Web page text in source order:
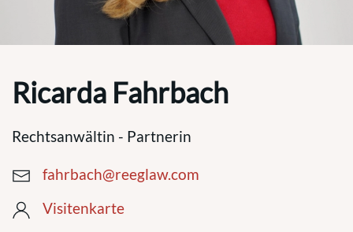
Ricarda Fahrbach
Rechtsanwältin - Partnerin
fahrbach@reeglaw.com
Visitenkarte